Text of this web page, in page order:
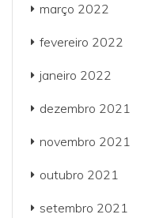
março 2022
fevereiro 2022
janeiro 2022
dezembro 2021
novembro 2021
outubro 2021
setembro 2021